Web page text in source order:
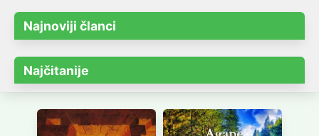
Najnoviji članci
Najčitanije